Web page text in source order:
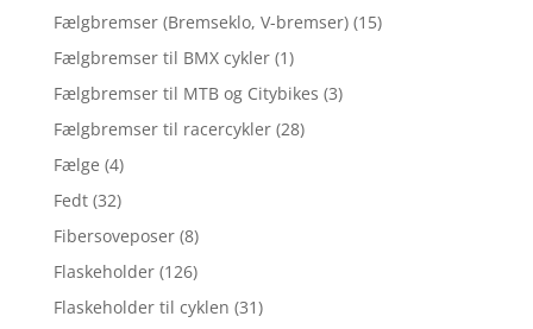
Fælgbremser (Bremseklo, V-bremser) (15)
Fælgbremser til BMX cykler (1)
Fælgbremser til MTB og Citybikes (3)
Fælgbremser til racercykler (28)
Fælge (4)
Fedt (32)
Fibersoveposer (8)
Flaskeholder (126)
Flaskeholder til cyklen (31)